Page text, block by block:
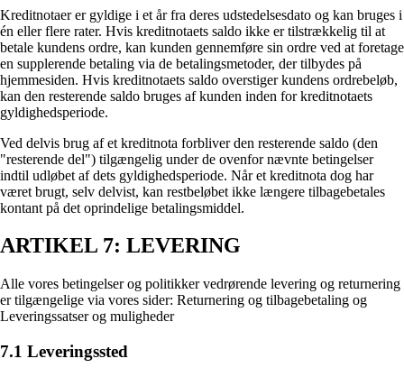
Kreditnotaer er gyldige i et år fra deres udstedelsesdato og kan bruges i
én eller flere rater. Hvis kreditnotaets saldo ikke er tilstrækkelig til at
betale kundens ordre, kan kunden gennemføre sin ordre ved at foretage
en supplerende betaling via de betalingsmetoder, der tilbydes på
hjemmesiden. Hvis kreditnotaets saldo overstiger kundens ordrebeløb,
kan den resterende saldo bruges af kunden inden for kreditnotaets
gyldighedsperiode.
Ved delvis brug af et kreditnota forbliver den resterende saldo (den
"resterende del") tilgængelig under de ovenfor nævnte betingelser
indtil udløbet af dets gyldighedsperiode. Når et kreditnota dog har
været brugt, selv delvist, kan restbeløbet ikke længere tilbagebetales
kontant på det oprindelige betalingsmiddel.
ARTIKEL 7: LEVERING
Alle vores betingelser og politikker vedrørende levering og returnering
er tilgængelige via vores sider: Returnering og tilbagebetaling og
Leveringssatser og muligheder
7.1 Leveringssted